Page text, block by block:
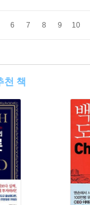
6 7 8 9 10
천 책